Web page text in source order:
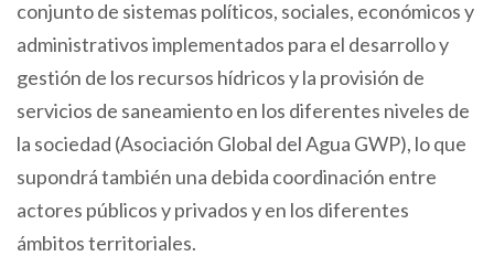
conjunto de sistemas políticos, sociales, económicos y
administrativos implementados para el desarrollo y
gestión de los recursos hídricos y la provisión de
servicios de saneamiento en los diferentes niveles de
la sociedad (Asociación Global del Agua GWP), lo que
supondrá también una debida coordinación entre
actores públicos y privados y en los diferentes
ámbitos territoriales.